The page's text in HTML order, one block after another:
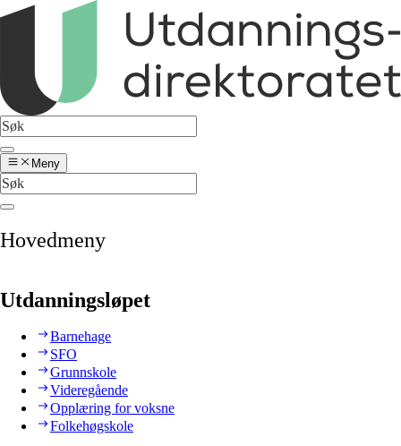
Meny
Hovedmeny
Utdanningsløpet
Barnehage
SFO
Grunnskole
Videregående
Opplæring for voksne
Folkehøgskole